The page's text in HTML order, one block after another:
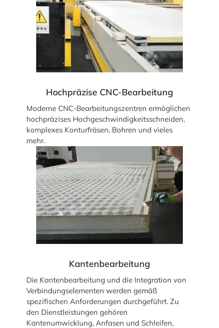
Hochpräzise CNC-Bearbeitung
Moderne CNC-Bearbeitungszentren ermöglichen
hochpräzises Hochgeschwindigkeitsschneiden,
komplexes Konturfräsen, Bohren und vieles
mehr.
Kantenbearbeitung
Die Kantenbearbeitung und die Integration von
Verbindungselementen werden gemäß
spezifischen Anforderungen durchgeführt. Zu
den Dienstleistungen gehören
Kantenumwicklung, Anfasen und Schleifen,